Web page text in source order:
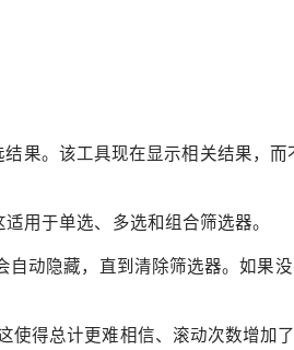
果。该工具现在显示相关结果，
用于单选、多选和组合筛选器。
动隐藏，直到清除筛选器。如果
得总计更难相信、滚动次数增加